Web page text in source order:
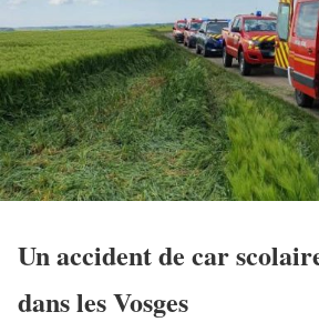
Un accident de car
dans les Vosges